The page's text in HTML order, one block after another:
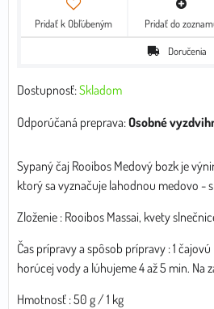
Pridať k Obľúbeným Pridať do
Doručenia
Dostupnosť:Skladom
Osobné
Sypaný čaj Rooibos Medový bozk je
ktorý sa vyznačuje lahodnou medovo -
Zloženie : Rooibos Massai, kvety
Čas prípravy a spôsob prípravy : 1
horúcej vody a lúhujeme 4 až 5 min. Na
Hmotnosť : 50 g / 1 kg